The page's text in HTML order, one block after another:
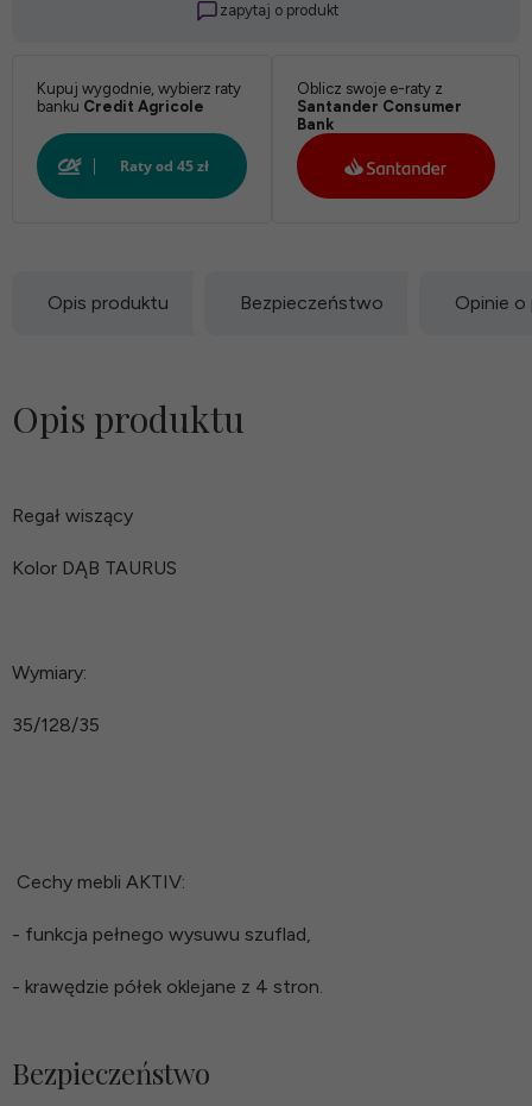
zapytaj o produkt
Kupuj wygodnie, wybierz raty
banku Credit Agricole
Oblicz swoje e-raty z
Santander Consumer
Bank
Opis produktu Bezpieczeństwo Opinie o
Opis produktu
Regał wiszący
Kolor DĄB TAURUS
Wymiary:
35/128/35
Cechy mebli AKTIV:
- funkcja pełnego wysuwu szuflad,
- krawędzie półek oklejane z 4 stron.
Bezpieczeństwo